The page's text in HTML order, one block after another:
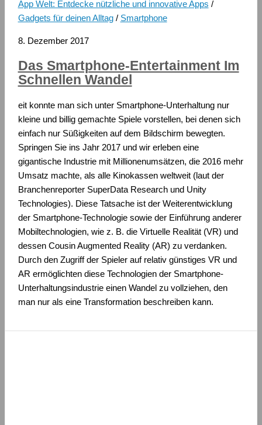
App Welt: Entdecke nützliche und innovative Apps /
Gadgets für deinen Alltag/ Smartphone
8. Dezember 2017
Das Smartphone-Entertainment Im
Schnellen Wandel
eit konnte man sich unter Smartphone-Unterhaltung nur
kleine und billig gemachte Spiele vorstellen, bei denen sich
einfach nur Süßigkeiten auf dem Bildschirm bewegten.
Springen Sie ins Jahr 2017 und wir erleben eine
gigantische Industrie mit Millionenumsätzen, die 2016 mehr
Umsatz machte, als alle Kinokassen weltweit (laut der
Branchenreporter SuperData Research und Unity
Technologies). Diese Tatsache ist der Weiterentwicklung
der Smartphone-Technologie sowie der Einführung anderer
Mobiltechnologien, wie z. B. die Virtuelle Realität (VR) und
dessen Cousin Augmented Reality (AR) zu verdanken.
Durch den Zugriff der Spieler auf relativ günstiges VR und
AR ermöglichten diese Technologien der Smartphone-
Unterhaltungsindustrie einen Wandel zu vollziehen, den
man nur als eine Transformation beschreiben kann.